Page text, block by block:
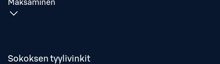
Maksaminen
Sokoksen tyylivinkit